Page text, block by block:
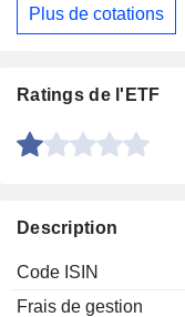
Plus de cotations
Ratings de l'ETF
Description
Code ISIN
Frais de gestion